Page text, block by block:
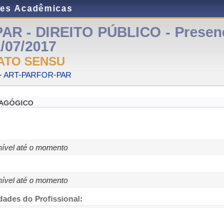
Acadêmicas
- DIREITO PÚBLICO -
07/2017
SENSU
ART-PARFOR-PAR
até o momento
até o momento
do Profissional: